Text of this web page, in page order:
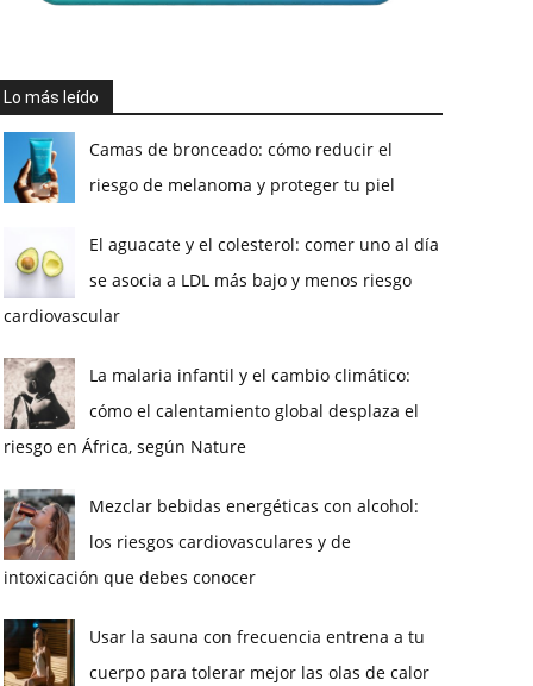
Lo más leído
Camas de bronceado: cómo reducir el
riesgo de melanoma y proteger tu piel
El aguacate y el colesterol: comer uno al día
se asocia a LDL más bajo y menos riesgo
cardiovascular
La malaria infantil y el cambio climático:
cómo el calentamiento global desplaza el
riesgo en África, según Nature
Mezclar bebidas energéticas con alcohol:
los riesgos cardiovasculares y de
intoxicación que debes conocer
Usar la sauna con frecuencia entrena a tu
cuerpo para tolerar mejor las olas de calor